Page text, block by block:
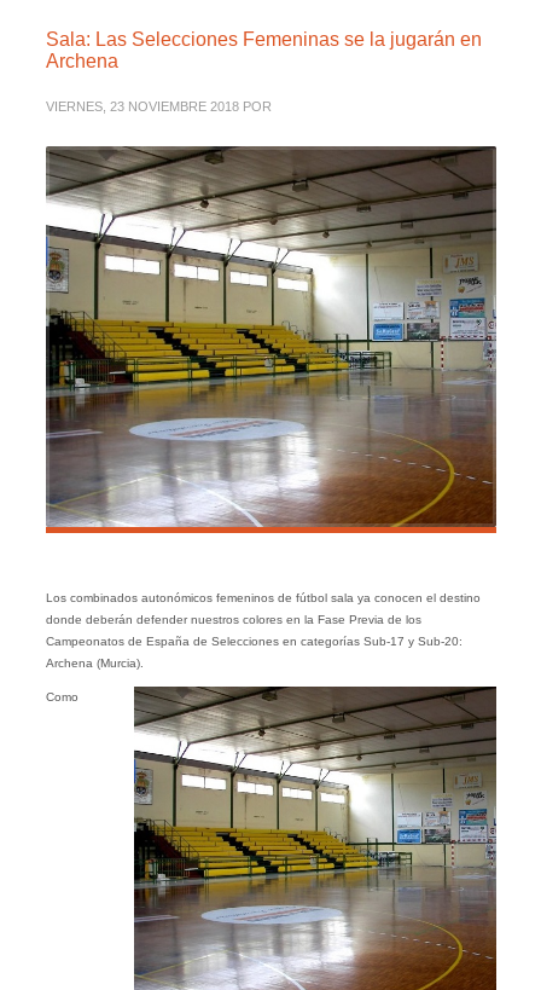
Sala: Las Selecciones Femeninas se la jugarán en
Archena
VIERNES, 23 NOVIEMBRE 2018 POR
Los combinados autonómicos femeninos de fútbol sala ya conocen el destino
donde deberán defender nuestros colores en la Fase Previa de los
Campeonatos de España de Selecciones en categorías Sub-17 y Sub-20:
Archena (Murcia).
Como